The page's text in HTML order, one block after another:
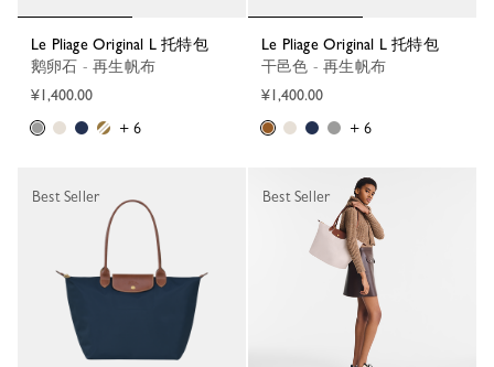
Le Pliage Original L 托特包
鹅卵石 - 再生帆布
¥1,400.00
+ 6
Le Pliage Original L 托特包
干邑色 - 再生帆布
¥1,400.00
+ 6
Best Seller Best Seller